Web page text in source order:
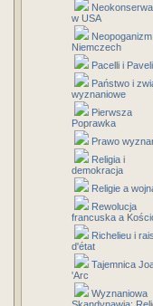
w USA
Niemczech
Pacelli i
Państwo i
wyznaniowe
Pierwsza
Poprawka
Prawo
Religia i
demokracja
Religie a
Rewolucja
francuska a
Richelieu i
d'état
Tajemnica
'Arc
Wyznaniowa